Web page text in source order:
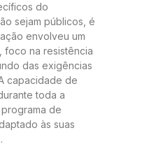
do
sejam públicos, é
envolveu um
foco na resistência
das exigências
capacidade de
toda a
de
às suas